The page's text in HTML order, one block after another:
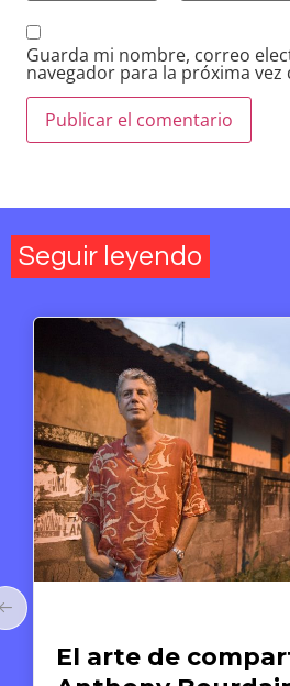
Guarda mi nombre, correo
navegador para la próxima vez
Seguir leyendo
El arte de